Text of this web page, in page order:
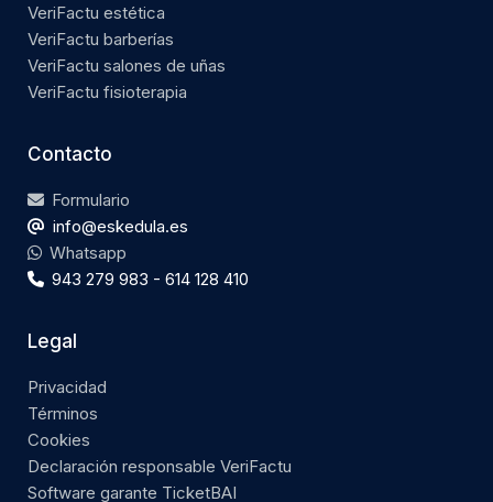
VeriFactu estética
VeriFactu barberías
VeriFactu salones de uñas
VeriFactu fisioterapia
Contacto
Formulario
info@eskedula.es
Whatsapp
943 279 983 - 614 128 410
Legal
Privacidad
Términos
Cookies
Declaración responsable VeriFactu
Software garante TicketBAI